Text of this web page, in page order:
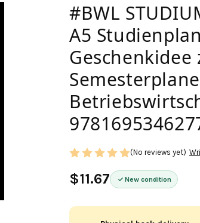
#BWL
A5
$11.67 New condition
(No reviews yet)